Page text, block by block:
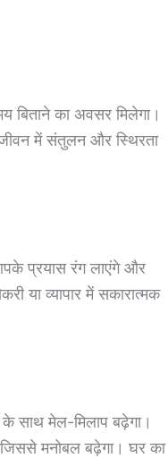
बिताने का अवसर मिलेगा।
जीवन में संतुलन और स्थिरता
प्रयास रंग लाएंगे और
या व्यापार में सकारात्मक
साथ मेल-मिलाप बढ़ेगा।
जिससे मनोबल बढ़ेगा। घर का